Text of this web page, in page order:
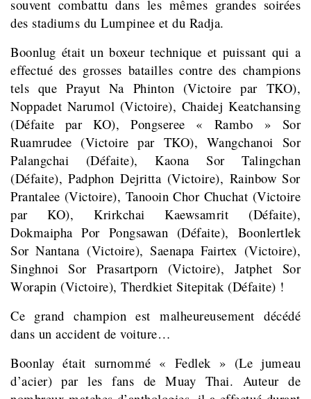
souvent combattu dans les mêmes grandes soirées
des stadiums du Lumpinee et du Radja.
Boonlug était un boxeur technique et puissant qui a
effectué des grosses batailles contre des champions
tels que Prayut Na Phinton (Victoire par TKO),
Noppadet Narumol (Victoire), Chaidej Keatchansing
(Défaite par KO), Pongseree « Rambo » Sor
Ruamrudee (Victoire par TKO), Wangchanoi Sor
Palangchai (Défaite), Kaona Sor Talingchan
(Défaite), Padphon Dejritta (Victoire), Rainbow Sor
Prantalee (Victoire), Tanooin Chor Chuchat (Victoire
par KO), Krirkchai Kaewsamrit (Défaite),
Dokmaipha Por Pongsawan (Défaite), Boonlertlek
Sor Nantana (Victoire), Saenapa Fairtex (Victoire),
Singhnoi Sor Prasartporn (Victoire), Jatphet Sor
Worapin (Victoire), Therdkiet Sitepitak (Défaite) !
Ce grand champion est malheureusement décédé
dans un accident de voiture…
Boonlay était surnommé « Fedlek » (Le jumeau
d’acier) par les fans de Muay Thai. Auteur de